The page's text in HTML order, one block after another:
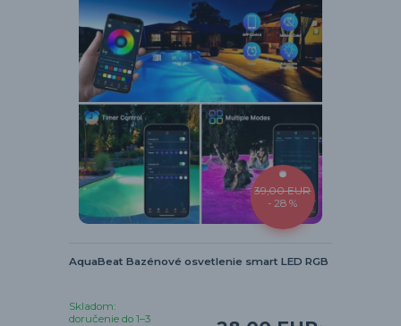
39,00 EUR
- 28 %
AquaBeat Bazénové osvetlenie smart LED RGB
Skladom:
doručenie do 1–3